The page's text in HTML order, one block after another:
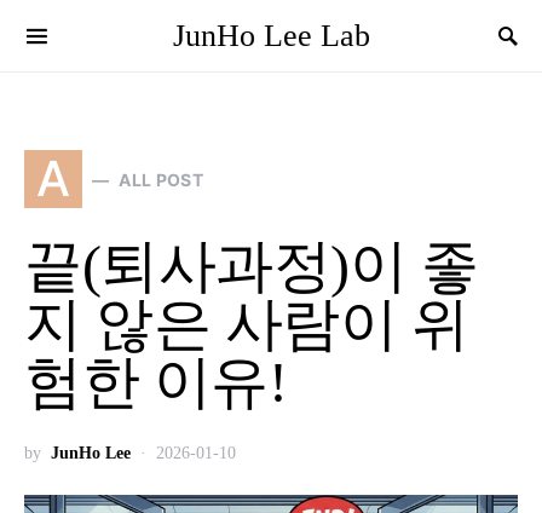
JunHo Lee Lab
A ALL POST
끝(퇴사과정)이 좋
지 않은 사람이 위
험한 이유!
by JunHo Lee 2026-01-10